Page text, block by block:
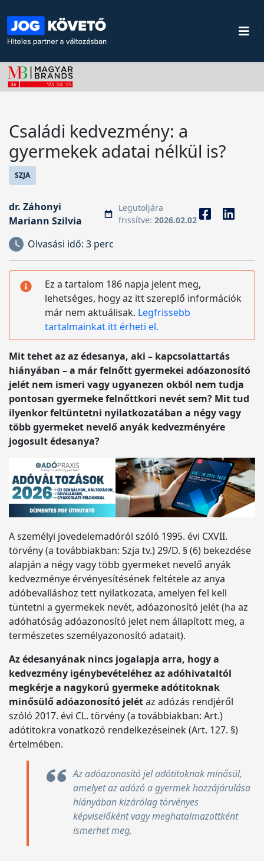
Családi kedvezmény: a
gyermekek adatai nélkül is?
SZJA
dr. Záhonyi
Mariann Szilvia
Legutoljára
frissítve:2026.02.02
Olvasási idő: 3 perc
Ez a tartalom 186 napja jelent meg,
lehetséges, hogy az itt szereplő információk
már nem aktuálisak. Legfrissebb
tartalmainkat itt érheti el.
Mit tehet az az édesanya, aki – kapcsolattartás
hiányában – a már felnőtt gyermekei adóazonosító
jelét nem ismeri vagy ugyanezen okból nem tudja
pontosan gyermeke felnőttkori nevét sem? Mit tud
ilyenkor feltüntetni nyilatkozatában a négy vagy
több gyermeket nevelő anyák kedvezményére
jogosult édesanya?
A személyi jövedelemadóról szóló 1995. évi CXVII.
törvény (a továbbiakban: Szja tv.) 29/D. § (6) bekezdése
alapján a négy vagy több gyermeket nevelő anyák
kedvezménye érvényesítésének feltétele az anya
adóbevalláshoz tett nyilatkozata, amelyen fel kell
tüntetni a gyermekek nevét, adóazonosító jelét (ha az
adóhatóság adóazonosító jelet nem állapított meg, a
természetes személyazonosító adatait).
Az édesanyának nincs jogalapja arra, hogy a
kedvezmény igénybevételéhez az adóhivataltól
megkérje a nagykorú gyermeke adótitoknak
minősülő adóazonosító jelétaz adózás rendjéről
szóló 2017. évi CL. törvény (a továbbiakban: Art.)
adótitokra vonatkozó rendelkezéseinek (Art. 127. §)
értelmében.
Az adóazonosító jel adótitoknak minősül,
amelyet az adózó a gyermek hozzájárulása
hiányában kizárólag törvényes
képviselőként vagy meghatalmazottként
ismerhet meg,